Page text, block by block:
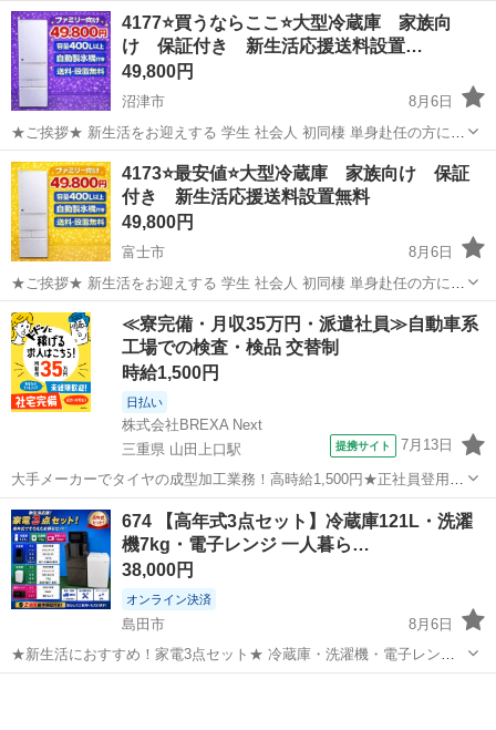
かどうか確認できていません。 部品取りや修理用として必要な方がい
らっしゃいましたら、ぜひご検討ください。 動作保証はできませんの
で、ご了承いただける方のみ...
静岡 榛原郡 藤枝駅 キッチン家電 部品取り
4177⭐️買うならここ⭐️大型冷蔵庫 家族向
け 保証付き 新生活応援送料設置…
49,800円
沼津市
8月6日
★ご挨拶★ 新生活をお迎えする 学生 社会人 初同棲 単身赴任の方に、
大好評の大型冷蔵庫になります。 【階段運搬】追加料金なし 【送料設
置込み】 当ショップの家電は、大手不動産の家電付きアパートに設置
する予定であっ...
静岡 沼津市 キッチン家電 商品
4173⭐️最安値⭐️大型冷蔵庫 家族向け 保証
付き 新生活応援送料設置無料
49,800円
富士市
8月6日
★ご挨拶★ 新生活をお迎えする 学生 社会人 初同棲 単身赴任の方に、
大好評の大型冷蔵庫になります。 【階段運搬】追加料金なし 【送料設
置込み】 当ショップの家電は、大手不動産の家電付きアパートに設置
する予定であっ...
静岡 富士市 キッチン家電 商品
≪寮完備・月収35万円・派遣社員≫自動車系
工場での検査・検品 交替制
時給1,500円
日払い
株式会社BREXA Next
三重県 山田上口駅
提携サイト 7月13日
大手メーカーでタイヤの成型加工業務！高時給1,500円★正社員登用制
度あり！ワンルーム寮完備！マイカー通勤OK！無料駐車場あり！《三
重県伊勢市》 人気の工場のお仕事 ◇タイヤの製造◇ トラック・バ
ス・RV車用を中心とした...
三重 伊勢市 山田上口駅 その他
674 【高年式3点セット】冷蔵庫121L・洗濯
機7kg・電子レンジ 一人暮ら…
38,000円
オンライン決済
島田市
8月6日
★新生活におすすめ！家電3点セット★ 冷蔵庫・洗濯機・電子レンジ
のすぐに生活を始められるお得な3点セットです✨ 冷蔵庫・洗濯機はツ